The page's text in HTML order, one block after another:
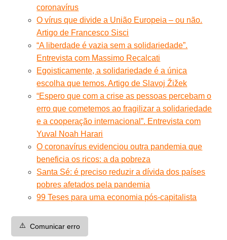
coronavírus
O vírus que divide a União Europeia – ou não.
Artigo de Francesco Sisci
“A liberdade é vazia sem a solidariedade”.
Entrevista com Massimo Recalcati
Egoisticamente, a solidariedade é a única
escolha que temos. Artigo de Slavoj Žižek
“Espero que com a crise as pessoas percebam o
erro que cometemos ao fragilizar a solidariedade
e a cooperação internacional”. Entrevista com
Yuval Noah Harari
O coronavírus evidenciou outra pandemia que
beneficia os ricos: a da pobreza
Santa Sé: é preciso reduzir a dívida dos países
pobres afetados pela pandemia
99 Teses para uma economia pós-capitalista
⚠️ Comunicar erro